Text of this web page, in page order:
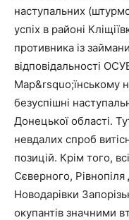
наступальних
успіх в районі
противника із
відповідальності
Мар&rsquo;їнському
безуспішні
Донецької області.
невдалих спроб
позицій. Крім того,
Сєверного,
Новодарівки
окупантів значними